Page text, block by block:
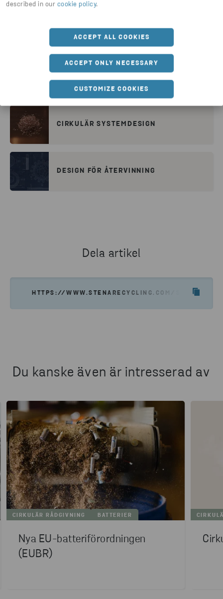
described in our cookie policy.
ACCEPT ALL COOKIES
ACCEPT ONLY NECESSARY
CUSTOMIZE COOKIES
utforska vidare
DESIGN AV ELEKTRONIK FÖR EN
CIRKULÄR EKONOMI
CIRKULÄR SYSTEMDESIGN
DESIGN FÖR ÅTERVINNING
Dela artikel
HTTPS://WWW.STENARECYCLING.COM/SV/
Du kanske även är intresserad av
CIRKULÄR RÅDGIVNING BATTERIER
Nya EU-batteriförordningen
(EUBR)